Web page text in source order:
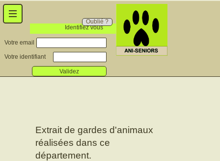
Identifiez vous
Oublié ?
Votre email
Votre identifiant
Validez
Extrait de gardes d'animaux
réalisées dans ce
département.